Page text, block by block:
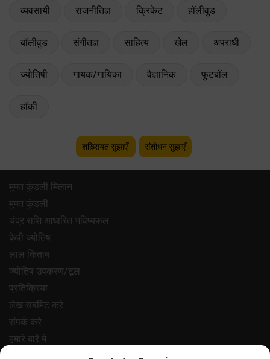
व्यवसायी राजनीतिज्ञ क्रिकेट हॉलीवुड
बॉलीवुड संगीतज्ञ साहित्य खेल अपराधी
ज्योतिषी गायक/गायिका वैज्ञानिक फुटबॉल
हॉकी
शख़्सियत सुझाएँ संशोधन सुझाएँ
मुफ्त कुंडली मिलान
मुफ्त कुंडली
चंद्र राशि आधारित भविष्यफल
केपी ज्योतिष
लाल किताब
ज्योतिष उपकरण/टूल
प्रतिक्रिया
लेख सबमिट करे
संपर्क करे
हमारे बारे मे